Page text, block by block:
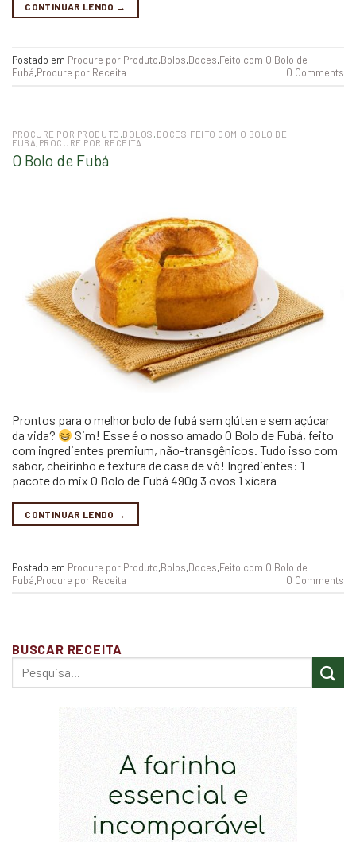
CONTINUAR LENDO →
Postado em Procure por Produto,Bolos,Doces,Feito com O Bolo de
Fubá,Procure por Receita 0 Comments
PROCURE POR PRODUTO BOLOS DOCES FEITO COM O BOLO DE
FUBÁ PROCURE POR RECEITA
O Bolo de Fubá
Prontos para o melhor bolo de fubá sem glúten e sem açúcar
da vida?
Sim! Esse é o nosso amado O Bolo de Fubá, feito
com ingredientes premium, não-transgênicos. Tudo isso com
sabor, cheirinho e textura de casa de vó! Ingredientes: 1
pacote do mix O Bolo de Fubá 490g 3 ovos 1 xícara
CONTINUAR LENDO →
Postado em Procure por Produto,Bolos,Doces,Feito com O Bolo de
Fubá,Procure por Receita 0 Comments
BUSCAR RECEITA